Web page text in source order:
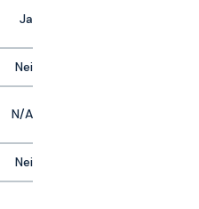
Ja
Nei
N/A
Nei